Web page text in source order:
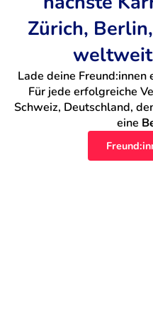
Zürich,
Lade deine Freund:innen
Für jede erfolgreiche
Schweiz, Deutschland,
eine